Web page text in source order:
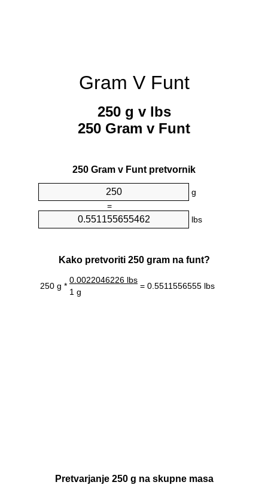
Gram V Funt
250 g v lbs
250 Gram v Funt
250 Gram v Funt pretvornik
g
=
lbs
Kako pretvoriti 250 gram na funt?
250 g *
0.0022046226 lbs
= 0.5511556555 lbs
1 g
Pretvarjanje 250 g na skupne masa